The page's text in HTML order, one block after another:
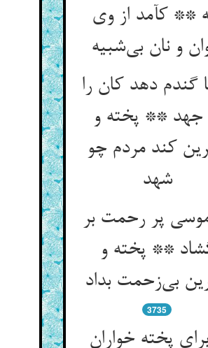
** کآمد از وی
گندم دهد کان را
جهد ** پخته و
کند مردم چو
شهد
موسی پر رحمت بر
** پخته و
بی‌‌زحمت بداد
3735
پخته خواران